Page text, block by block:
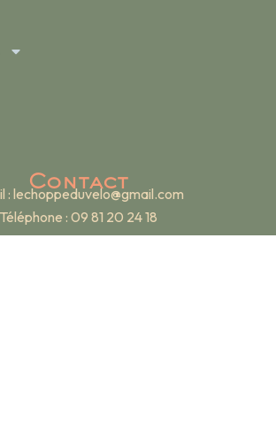
Contact
:lechoppeduvelo@gmail.com
Téléphone : 09 81 20 24 18
: 19 rue Renan – 69007 Lyon